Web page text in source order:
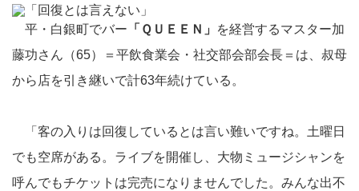
平・白銀町でバー 「ＱＵＥＥＮ」
を経営するマスター加
藤功さん（65）＝平飲食業会・社交部会部会長＝は、叔母
から店を引き継いで計63年続けている。
「客の入りは回復しているとは言い難いですね。土曜日
でも空席がある。ライブを開催し、大物ミュージシャンを
呼んでもチケットは完売になりませんでした。みんな出不